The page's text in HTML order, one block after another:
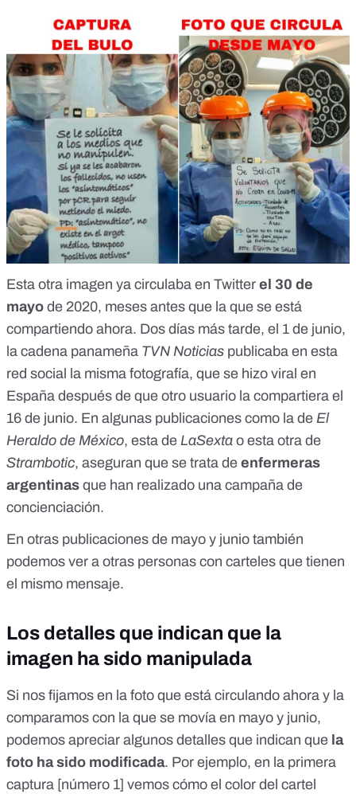
desechos del cuerpo.<br /> <br /> Cuando en hipercapnia,
tambi&eacute;n entra en acidosis, su organismo se vuelve
m&aacute;s &aacute;cido de lo necesario, el pH disminuye,
cuanto m&aacute;s &aacute;cido sea el organismo,
m&aacute;s f&aacute;cil ser&aacute; albergar
enfermedades.<br /> <br /> Y, &iexcl;La enfermedad
m&aacute;s notoria que ocurre con la acidosis es EL
C&Aacute;NCER!&quot;<br /> <br /> Dr. Stefano
Montanari.</p>
Esta otra imagen ya circulaba en Twitter el 30 de
mayo de 2020, meses antes que la que se está
compartiendo ahora. Dos días más tarde, el 1 de junio,
la cadena panameña TVN Noticias publicaba en esta
red social la misma fotografía, que se hizo viral en
España después de que otro usuario la compartiera el
16 de junio. En algunas publicaciones como la de El
Heraldo de México, esta de LaSexta o esta otra de
Strambotic, aseguran que se trata de enfermeras
argentinas que han realizado una campaña de
concienciación.
En otras publicaciones de mayo y junio también
podemos ver a otras personas con carteles que tienen
el mismo mensaje.
Los detalles que indican que la
imagen ha sido manipulada
Si nos fijamos en la foto que está circulando ahora y la
comparamos con la que se movía en mayo y junio,
podemos apreciar algunos detalles que indican que la
foto ha sido modificada. Por ejemplo, en la primera
captura [número 1] vemos cómo el color del cartel